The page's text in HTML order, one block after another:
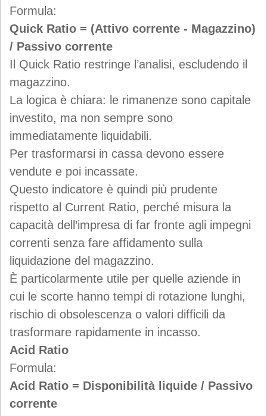
Formula:
Quick Ratio = (Attivo corrente - Magazzino)
/ Passivo corrente
Il Quick Ratio restringe l’analisi, escludendo il
magazzino.
La logica è chiara: le rimanenze sono capitale
investito, ma non sempre sono
immediatamente liquidabili.
Per trasformarsi in cassa devono essere
vendute e poi incassate.
Questo indicatore è quindi più prudente
rispetto al Current Ratio, perché misura la
capacità dell’impresa di far fronte agli impegni
correnti senza fare affidamento sulla
liquidazione del magazzino.
È particolarmente utile per quelle aziende in
cui le scorte hanno tempi di rotazione lunghi,
rischio di obsolescenza o valori difficili da
trasformare rapidamente in incasso.
Acid Ratio
Formula:
Acid Ratio = Disponibilità liquide / Passivo
corrente